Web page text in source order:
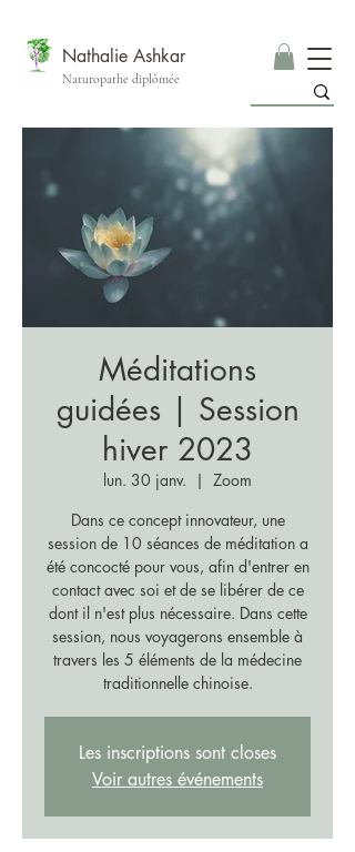
Nathalie Ashkar
Naturopathe diplômée
Méditations
guidées | Session
hiver 2023
lun. 30 janv.
  |
Zoom
Dans ce concept innovateur, une
session de 10 séances de méditation a
été concocté pour vous, afin d'entrer en
contact avec soi et de se libérer de ce
dont il n'est plus nécessaire. Dans cette
session, nous voyagerons ensemble à
travers les 5 éléments de la médecine
traditionnelle chinoise.
Les inscriptions sont closes
Voir autres événements